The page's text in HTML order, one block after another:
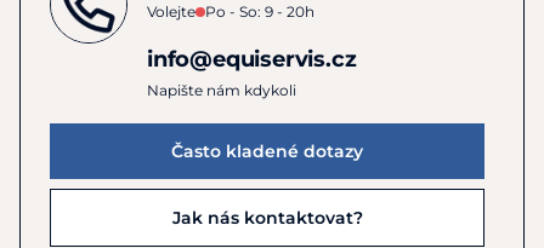
Volejte Po - So: 9 - 20h
info@equiservis.cz
Napište nám kdykoli
Často kladené dotazy
Jak nás kontaktovat?